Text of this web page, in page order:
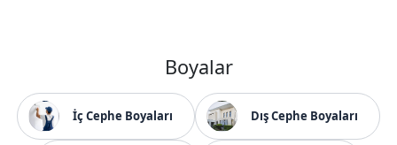
Boyalar
İç Cephe Boyaları Dış Cephe Boyaları